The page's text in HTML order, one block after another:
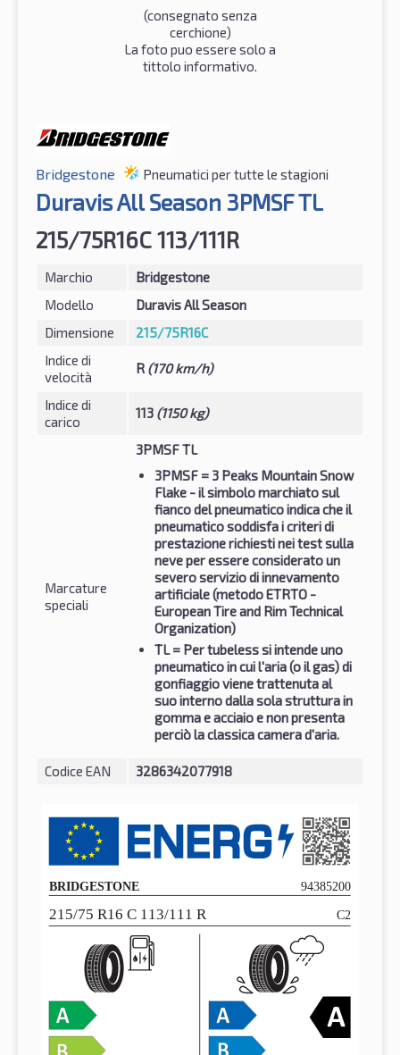
(consegnato senza
cerchione)
La foto puo essere solo a
tittolo informativo.
Bridgestone Pneumatici per tutte le stagioni
Duravis All Season 3PMSF TL
215/75R16C 113/111R
Marchio
Bridgestone
Modello
Duravis All Season
Dimensione
215/75R16C
Indice di
velocità
R (170 km/h)
Indice di
carico
113 (1150 kg)
Marcature
speciali
3PMSF TL
3PMSF = 3 Peaks Mountain Snow
Flake - il simbolo marchiato sul
fianco del pneumatico indica che il
pneumatico soddisfa i criteri di
prestazione richiesti nei test sulla
neve per essere considerato un
severo servizio di innevamento
artificiale (metodo ETRTO -
European Tire and Rim Technical
Organization)
TL= Per tubeless si intende uno
pneumatico in cui l'aria (o il gas) di
gonfiaggio viene trattenuta al
suo interno dalla sola struttura in
gomma e acciaio e non presenta
perciò la classica camera d'aria.
Codice EAN 3286342077918